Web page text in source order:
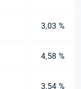
3,03 %
4,58 %
3,54 %